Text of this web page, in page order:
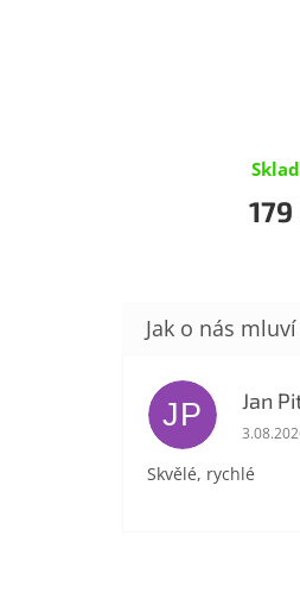
179
JP Jan
Skvělé, rychlé